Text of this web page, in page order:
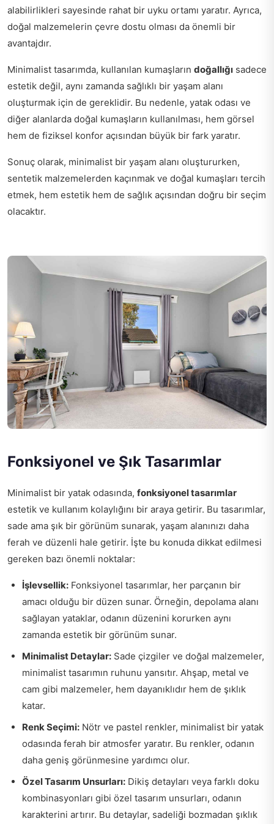
alabilirlikleri sayesinde rahat bir uyku ortamı yaratır. Ayrıca,
doğal malzemelerin çevre dostu olması da önemli bir
avantajdır.
Minimalist tasarımda, kullanılan kumaşların doğallığı sadece
estetik değil, aynı zamanda sağlıklı bir yaşam alanı
oluşturmak için de gereklidir. Bu nedenle, yatak odası ve
diğer alanlarda doğal kumaşların kullanılması, hem görsel
hem de fiziksel konfor açısından büyük bir fark yaratır.
Sonuç olarak, minimalist bir yaşam alanı oluştururken,
sentetik malzemelerden kaçınmak ve doğal kumaşları tercih
etmek, hem estetik hem de sağlık açısından doğru bir seçim
olacaktır.
Fonksiyonel ve Şık Tasarımlar
Minimalist bir yatak odasında, fonksiyonel tasarımlar
estetik ve kullanım kolaylığını bir araya getirir. Bu tasarımlar,
sade ama şık bir görünüm sunarak, yaşam alanınızı daha
ferah ve düzenli hale getirir. İşte bu konuda dikkat edilmesi
gereken bazı önemli noktalar:
İşlevsellik: Fonksiyonel tasarımlar, her parçanın bir
amacı olduğu bir düzen sunar. Örneğin, depolama alanı
sağlayan yataklar, odanın düzenini korurken aynı
zamanda estetik bir görünüm sunar.
Minimalist Detaylar: Sade çizgiler ve doğal malzemeler,
minimalist tasarımın ruhunu yansıtır. Ahşap, metal ve
cam gibi malzemeler, hem dayanıklıdır hem de şıklık
katar.
Renk Seçimi: Nötr ve pastel renkler, minimalist bir yatak
odasında ferah bir atmosfer yaratır. Bu renkler, odanın
daha geniş görünmesine yardımcı olur.
Özel Tasarım Unsurları: Dikiş detayları veya farklı doku
kombinasyonları gibi özel tasarım unsurları, odanın
karakterini artırır. Bu detaylar, sadeliği bozmadan şıklık